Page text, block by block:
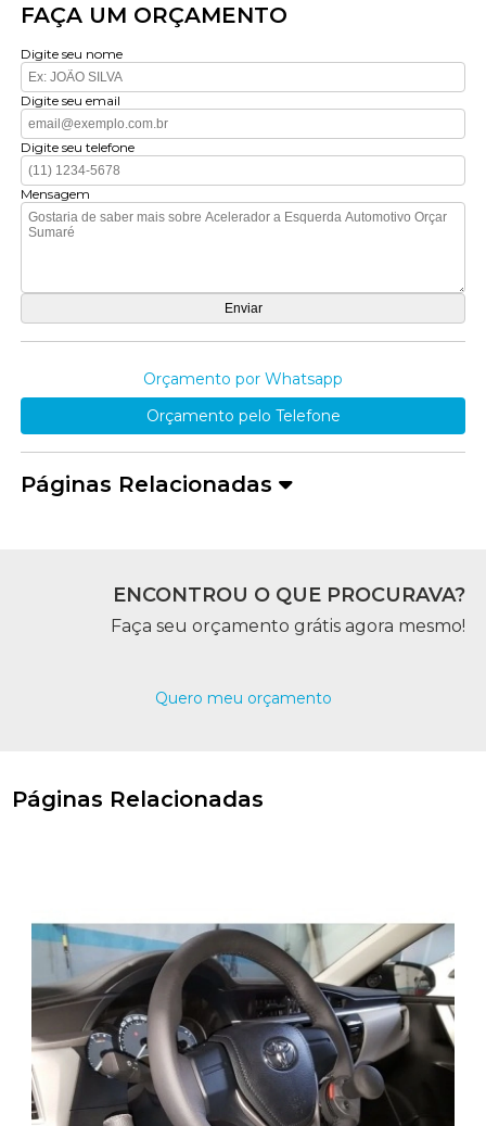
FAÇA UM ORÇAMENTO
Digite seu nome
Digite seu email
Digite seu telefone
Mensagem
Orçamento por Whatsapp
Orçamento pelo Telefone
Páginas Relacionadas
ENCONTROU O QUE PROCURAVA?
Faça seu orçamento grátis agora mesmo!
Quero meu orçamento
Páginas Relacionadas